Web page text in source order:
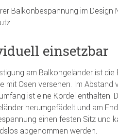
Balkonbespannung im Design
einsetzbar
am Balkongeländer ist
mit Ösen versehen. Im Abstand
ist eine Kordel enthalten.
herumgefädelt und am
einen festen Sitz und
abgenommen werden.